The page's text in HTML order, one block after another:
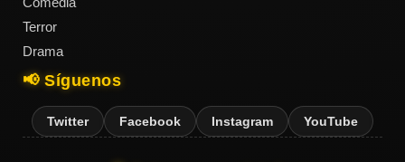
Terror
Drama
📢 Síguenos
Twitter Facebook Instagram YouTube